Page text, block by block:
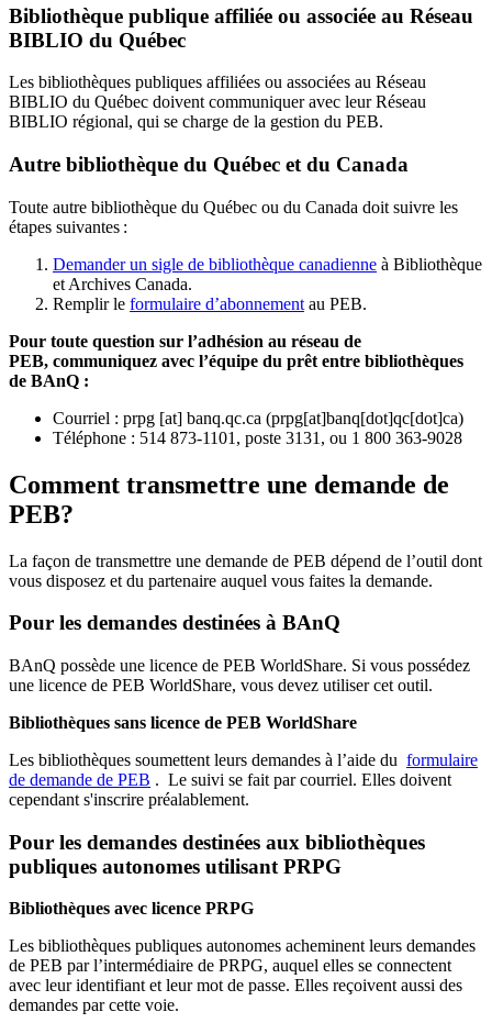
Bibliothèque publique affiliée ou associée au Réseau
BIBLIO du Québec
Les bibliothèques publiques affiliées ou associées au Réseau
BIBLIO du Québec doivent communiquer avec leur Réseau
BIBLIO régional, qui se charge de la gestion du PEB.
Autre bibliothèque du Québec et du Canada
Toute autre bibliothèque du Québec ou du Canada doit suivre les
étapes suivantes :
Demander un sigle de bibliothèque canadienne à Bibliothèque
et Archives Canada.
Remplir le formulaire d’abonnement au PEB.
Pour toute question sur l’adhésion au réseau de
PEB, communiquez avec l’équipe du prêt entre bibliothèques
de BAnQ :
Courriel : prpg [at] banq.qc.ca (prpg[at]banq[dot]qc[dot]ca)
Téléphone : 514 873-1101, poste 3131, ou 1 800 363-9028
Comment transmettre une demande de
PEB?
La façon de transmettre une demande de PEB dépend de l’outil dont
vous disposez et du partenaire auquel vous faites la demande.
Pour les demandes destinées à BAnQ
BAnQ possède une licence de PEB WorldShare. Si vous possédez
une licence de PEB WorldShare, vous devez utiliser cet outil.
Bibliothèques sans licence de PEB WorldShare
Les bibliothèques soumettent leurs demandes à l’aide du formulaire
de demande de PEB . Le suivi se fait par courriel. Elles doivent
cependant s'inscrire préalablement.
Pour les demandes destinées aux bibliothèques
publiques autonomes utilisant PRPG
Bibliothèques avec licence PRPG
Les bibliothèques publiques autonomes acheminent leurs demandes
de PEB par l’intermédiaire de PRPG, auquel elles se connectent
avec leur identifiant et leur mot de passe. Elles reçoivent aussi des
demandes par cette voie.